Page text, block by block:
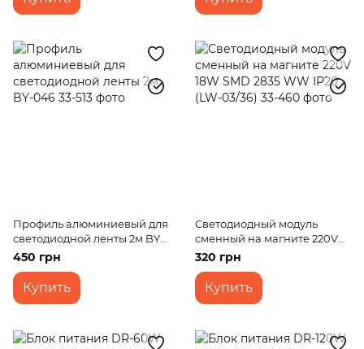
Профиль алюминиевый для
светодиодной ленты 2м BY-
046
450 грн
Купить
Светодиодный модуль
сменный на магните 220V
18W SMD 2835 WW IP20 (LW-
03/36)
320 грн
Купить